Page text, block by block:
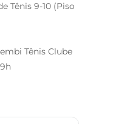
Tênis 9-10 (Piso
Tênis Clube